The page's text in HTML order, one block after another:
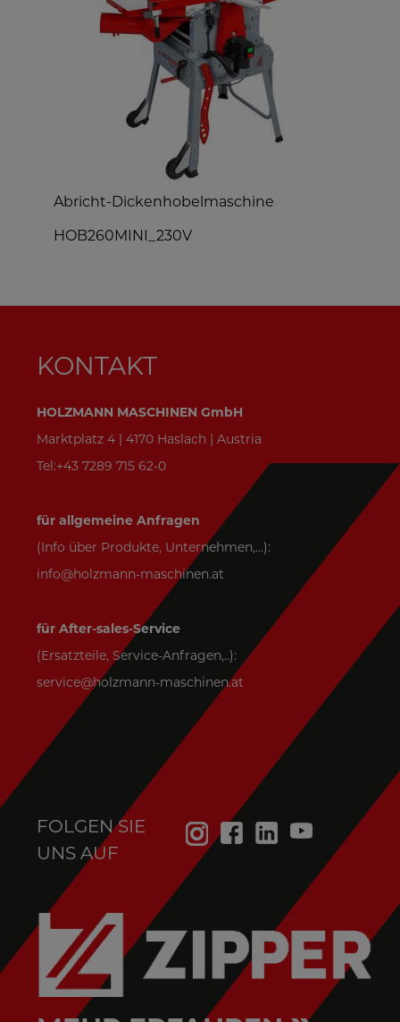
Abricht-Dickenhobelmaschine
HOB260MINI_230V
KONTAKT
HOLZMANN MASCHINEN GmbH
Marktplatz 4 | 4170 Haslach | Austria
Tel:+43 7289 715 62-0
für allgemeine Anfragen
(Info über Produkte, Unternehmen,...):
info@holzmann-maschinen.at
für After-sales-Service
(Ersatzteile, Service-Anfragen,..):
service@holzmann-maschinen.at
FOLGEN SIE
UNS AUF